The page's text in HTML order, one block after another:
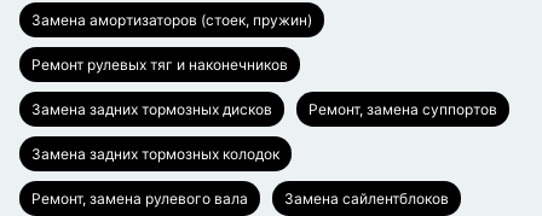
Замена амортизаторов (стоек, пружин)
Ремонт рулевых тяг и наконечников
Замена задних тормозных дисков Ремонт, замена суппортов
Замена задних тормозных колодок
Ремонт, замена рулевого вала Замена сайлентблоков